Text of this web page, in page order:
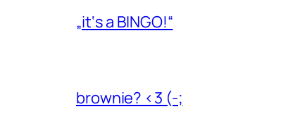
„it‘s a BINGO!“
brownie? <3 (-;